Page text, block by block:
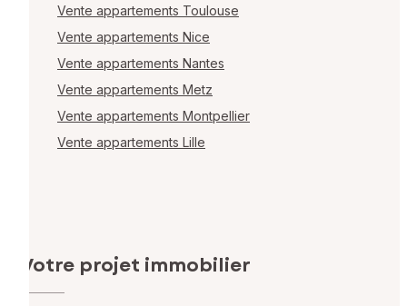
Vente appartements Toulouse
Vente appartements Nice
Vente appartements Nantes
Vente appartements Metz
Vente appartements Montpellier
Vente appartements Lille
Votre projet immobilier